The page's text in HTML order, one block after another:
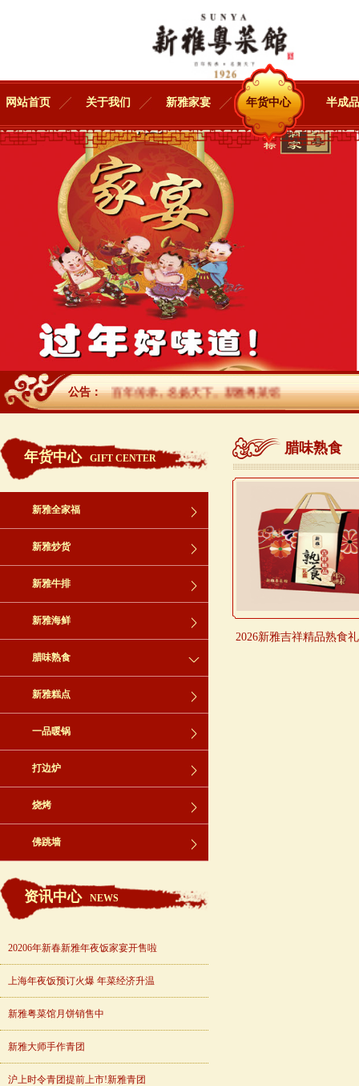
网站首页 关于我们 新雅家宴 年货中心 半成
公告：百年传承，名扬天下。新雅粤菜馆
年货中心 GIFT CENTER
新雅全家福
新雅炒货
新雅牛排
新雅海鲜
腊味熟食
新雅糕点
一品暖锅
打边炉
烧烤
佛跳墙
资讯中心 NEWS
20206年新春新雅年夜饭家宴开售啦
上海年夜饭预订火爆 年菜经济升温
新雅粤菜馆月饼销售中
新雅大师手作青团
沪上时令青团提前上市!新雅青团
腊味熟食
2026新雅吉祥精品熟食